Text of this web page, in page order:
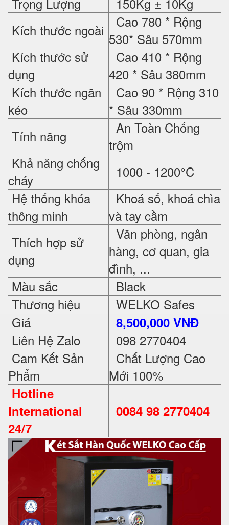
Kích thước ngoài
Cao 780 * Rộng
530* Sâu 570mm
Kích thước sử
dụng
Cao 410 * Rộng
420 * Sâu 380mm
Kích thước ngăn
kéo
Cao 90 * Rộng 310
* Sâu 330mm
Tính năng
An Toàn Chống
trộm
Khả năng chống
cháy
1000 - 1200°C
Hệ thống khóa
thông minh
Khoá số, khoá chìa
và tay cầm
Thích hợp sử
dụng
Văn phòng, ngân
hàng, cơ quan, gia
đình, ...
Màu sắc
Black
Thương hiệu
WELKO Safes
Giá
8,500,000 VNĐ
Liên Hệ Zalo
098 2770404
Cam Kết Sản
Phẩm
Chất Lượng Cao
Mới 100%
Hotline
International
24/7
0084 98 2770404